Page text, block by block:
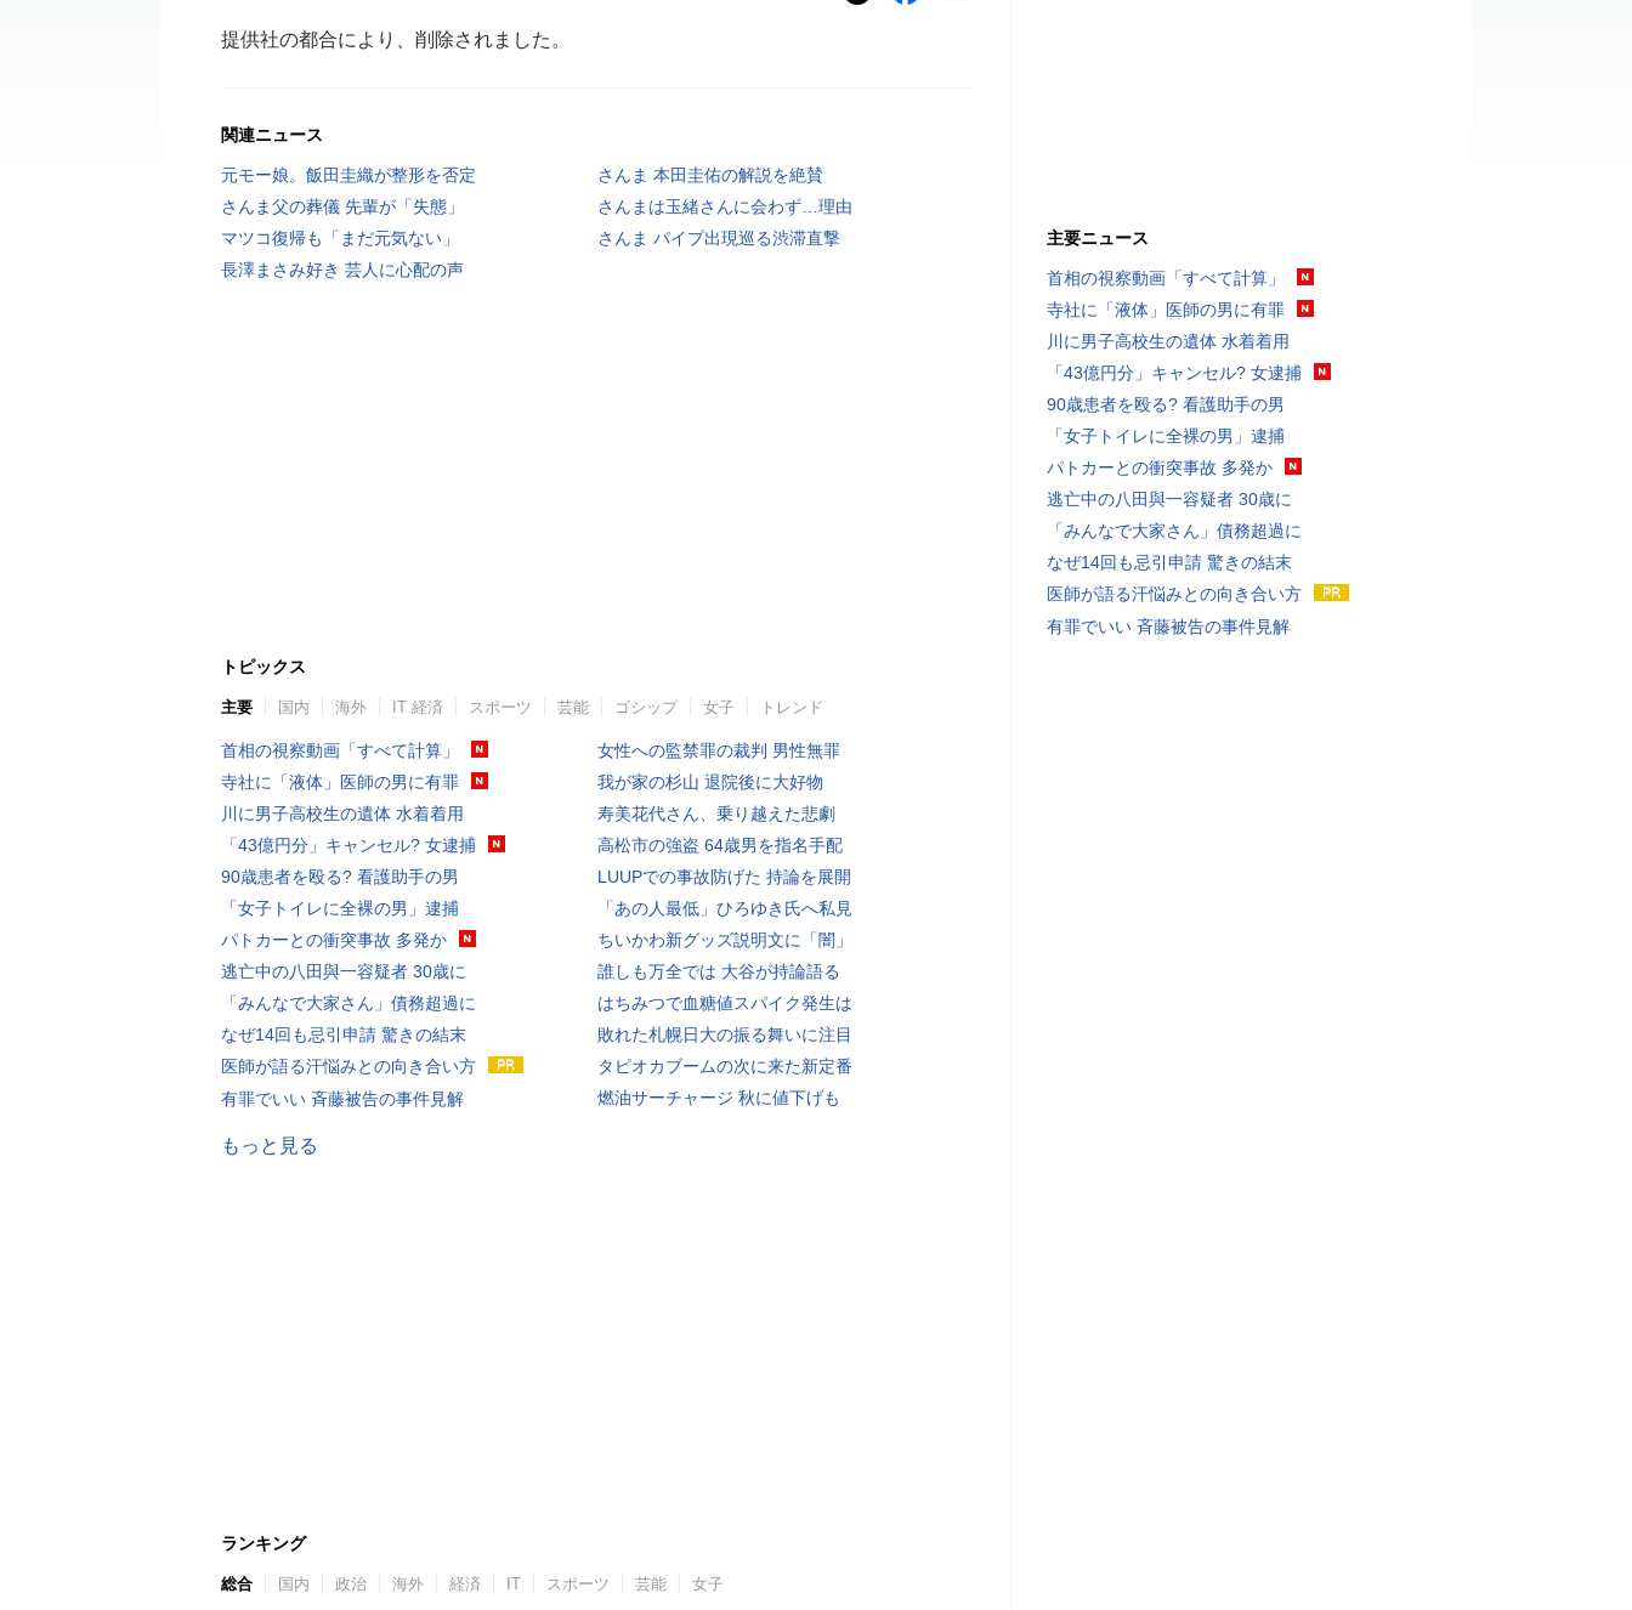
提供社の都合により、削除されました。
関連ニュース
元モー娘。飯田圭織が整形を否定
さんま 本田圭佑の解説を絶賛
さんま父の葬儀 先輩が「失態」
さんまは玉緒さんに会わず…理由
マツコ復帰も「まだ元気ない」
さんま パイプ出現巡る渋滞直撃
長澤まさみ好き 芸人に心配の声
トピックス
主要 国内 海外 IT 経済 スポーツ 芸能 ゴシップ 女子 トレンド
首相の視察動画「すべて計算」
寺社に「液体」医師の男に有罪
川に男子高校生の遺体 水着着用
「43億円分」キャンセル? 女逮捕
90歳患者を殴る? 看護助手の男
「女子トイレに全裸の男」逮捕
パトカーとの衝突事故 多発か
逃亡中の八田與一容疑者 30歳に
「みんなで大家さん」債務超過に
なぜ14回も忌引申請 驚きの結末
医師が語る汗悩みとの向き合い方
有罪でいい 斉藤被告の事件見解
女性への監禁罪の裁判 男性無罪
我が家の杉山 退院後に大好物
寿美花代さん、乗り越えた悲劇
高松市の強盗 64歳男を指名手配
LUUPでの事故防げた 持論を展開
「あの人最低」ひろゆき氏へ私見
ちいかわ新グッズ説明文に「闇」
誰しも万全では 大谷が持論語る
はちみつで血糖値スパイク発生は
敗れた札幌日大の振る舞いに注目
タピオカブームの次に来た新定番
燃油サーチャージ 秋に値下げも
もっと見る
ランキング
総合 国内 政治 海外 経済 IT スポーツ 芸能 女子
主要ニュース
首相の視察動画「すべて計算」
寺社に「液体」医師の男に有罪
川に男子高校生の遺体 水着着用
「43億円分」キャンセル? 女逮捕
90歳患者を殴る? 看護助手の男
「女子トイレに全裸の男」逮捕
パトカーとの衝突事故 多発か
逃亡中の八田與一容疑者 30歳に
「みんなで大家さん」債務超過に
なぜ14回も忌引申請 驚きの結末
医師が語る汗悩みとの向き合い方
有罪でいい 斉藤被告の事件見解